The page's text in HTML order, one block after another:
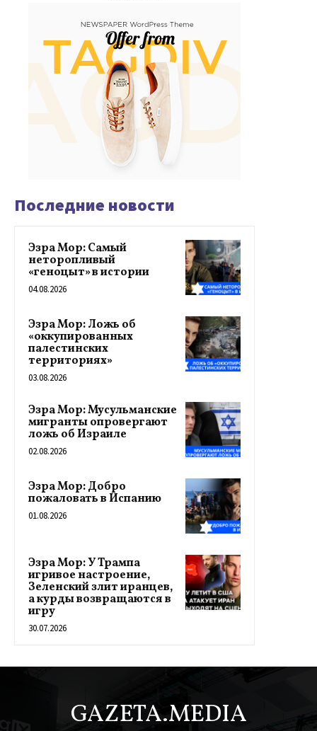
Последние новости
Эзра Мор: Самый
неторопливый
«геноцыт» в истории
04.08.2026
Эзра Мор: Ложь об
«оккупированных
палестинских
территориях»
03.08.2026
Эзра Мор: Мусульманские
мигранты опровергают
ложь об Израиле
02.08.2026
Эзра Мор: Добро
пожаловать в Испанию
01.08.2026
Эзра Мор: У Трампа
игривое настроение,
Зеленский злит иранцев,
а курды возвращаются в
игру
30.07.2026
GAZETA.MEDIA